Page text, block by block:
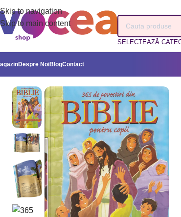
Skip to navigation
Skip to main content
Despre NoiBlogContact